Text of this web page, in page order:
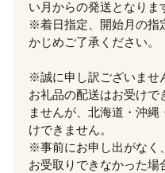
い月からの発送となりま
※着日指定、開始月の指
かじめご了承ください。
※誠に申し訳ございませ
お礼品の配送はお受けで
ませんが、北海道・沖
けできません。
※事前にお申し出がなく
お受取りできなかった場